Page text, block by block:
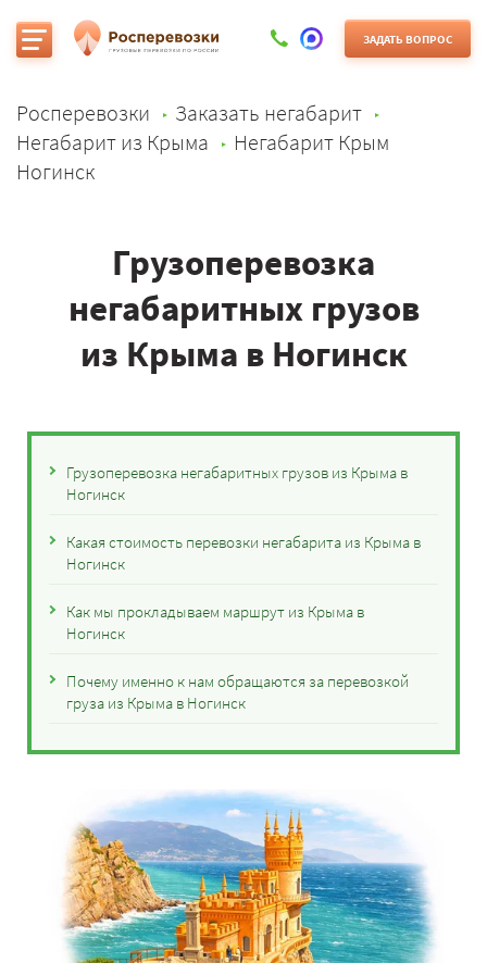
ЗАДАТЬ ВОПРОС
Росперевозки
Заказать негабарит
Негабарит из Крыма
Негабарит Крым
Ногинск
Грузоперевозка
негабаритных грузов
из Крыма в Ногинск
Грузоперевозка негабаритных грузов из Крыма в
Ногинск
Какая стоимость перевозки негабарита из Крыма в
Ногинск
Как мы прокладываем маршрут из Крыма в
Ногинск
Почему именно к нам обращаются за перевозкой
груза из Крыма в Ногинск